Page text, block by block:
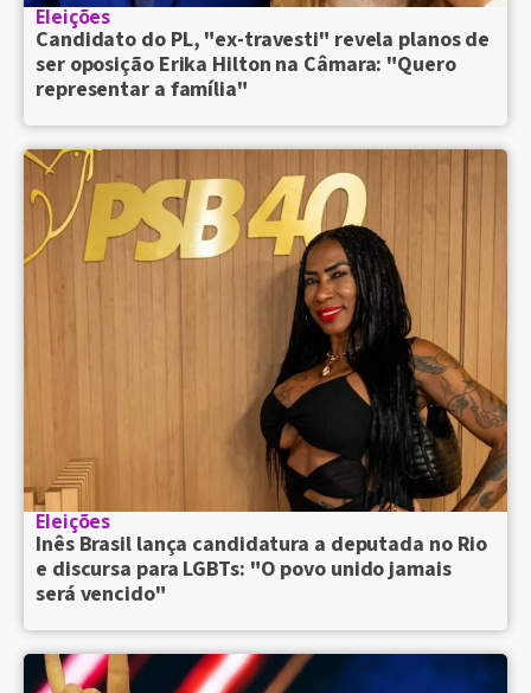
Eleições
Candidato do PL, "ex-travesti" revela planos de
ser oposição Erika Hilton na Câmara: "Quero
representar a família"
Eleições
Inês Brasil lança candidatura a deputada no Rio
e discursa para LGBTs: "O povo unido jamais
será vencido"